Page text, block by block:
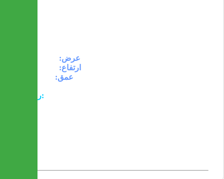
عرض:
ارتفاع:
عمق:
رنگبندی: